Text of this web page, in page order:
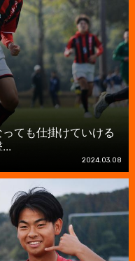
ても仕掛けていける
2024.03.08